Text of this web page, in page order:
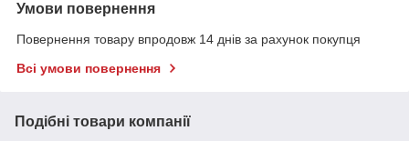
Умови повернення
Повернення товару впродовж 14 днів за рахунок покупця
Всі умови повернення
Подібні товари компанії